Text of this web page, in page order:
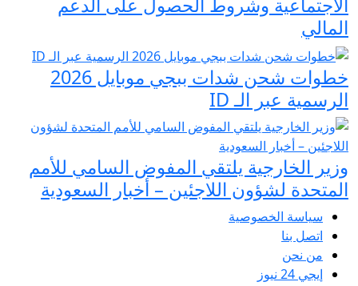
الاجتماعية وشروط الحصول على الدعم
المالي
خطوات شحن شدات ببجي موبايل 2026
الرسمية عبر الـ ID
وزير الخارجية يلتقي المفوض السامي للأمم
المتحدة لشؤون اللاجئين – أخبار السعودية
سياسة الخصوصية
اتصل بنا
من نحن
إيجي 24 نيوز